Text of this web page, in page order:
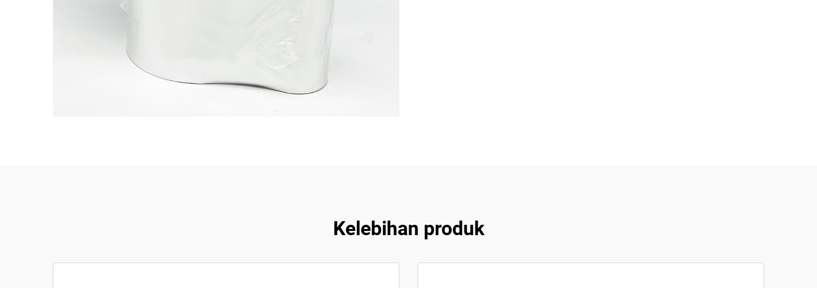
Kelebihan produk